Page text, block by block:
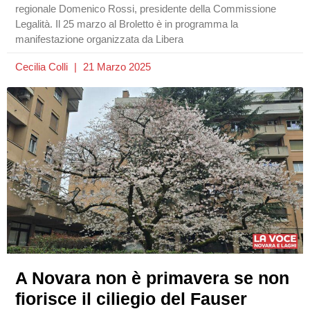
regionale Domenico Rossi, presidente della Commissione
Legalità. Il 25 marzo al Broletto è in programma la
manifestazione organizzata da Libera
Cecilia Colli 21 Marzo 2025
A Novara non è primavera se non
fiorisce il ciliegio del Fauser